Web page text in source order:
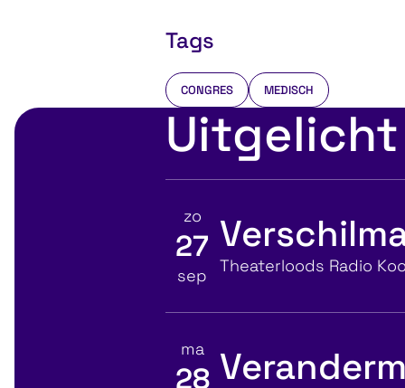
Tags
CONGRES MEDISCH
Uitgelicht
Bekijk details voor
zo
27
sep Locatie
Theaterloods Radio
ma
28